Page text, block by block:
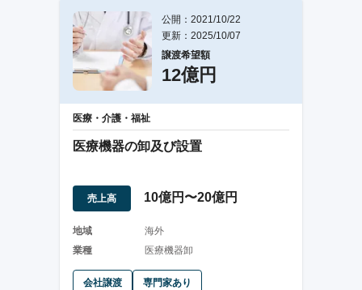
公開：2021/10/22
更新：2025/10/07
譲渡希望額
12億円
医療・介護・福祉
医療機器の卸及び設置
売上高 10億円〜20億円
地域
海外
業種
医療機器卸
会社譲渡 専門家あり